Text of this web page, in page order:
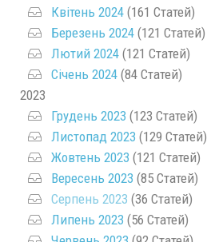
Квітень 2024 (161 Статей)
Березень 2024 (121 Статей)
Лютий 2024 (121 Статей)
Січень 2024 (84 Статей)
2023
Грудень 2023 (123 Статей)
Листопад 2023 (129 Статей)
Жовтень 2023 (121 Статей)
Вересень 2023 (85 Статей)
Серпень 2023 (36 Статей)
Липень 2023 (56 Статей)